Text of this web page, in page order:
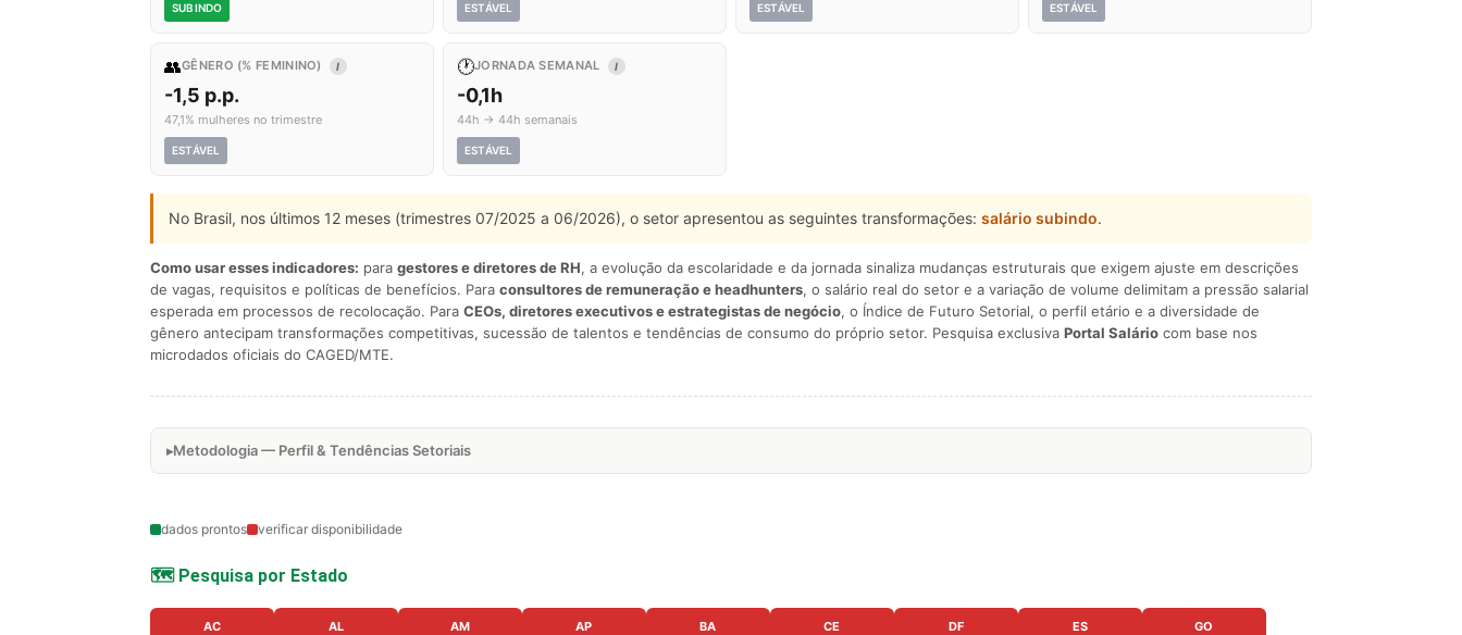
SUBINDO ESTÁVEL ESTÁVEL ESTÁVEL
👥GÊNERO (% FEMININO) I
-1,5 p.p.
47,1% mulheres no trimestre
ESTÁVEL
🕐JORNADA SEMANAL I
-0,1h
44h → 44h semanais
ESTÁVEL
No Brasil, nos últimos 12 meses (trimestres 07/2025 a 06/2026), o setor apresentou as seguintes transformações: salário subindo.
Como usar esses indicadores: para gestores e diretores de RH, a evolução da escolaridade e da jornada sinaliza mudanças estruturais que exigem ajuste em descrições
de vagas, requisitos e políticas de benefícios. Para consultores de remuneração e headhunters, o salário real do setor e a variação de volume delimitam a pressão salarial
esperada em processos de recolocação. Para CEOs, diretores executivos e estrategistas de negócio, o Índice de Futuro Setorial, o perfil etário e a diversidade de
gênero antecipam transformações competitivas, sucessão de talentos e tendências de consumo do próprio setor. Pesquisa exclusiva Portal Salário com base nos
microdados oficiais do CAGED/MTE.
Metodologia — Perfil & Tendências Setoriais
dados prontos verificar disponibilidade
🗺️ Pesquisa por Estado
AC AL AM AP BA CE DF ES GO